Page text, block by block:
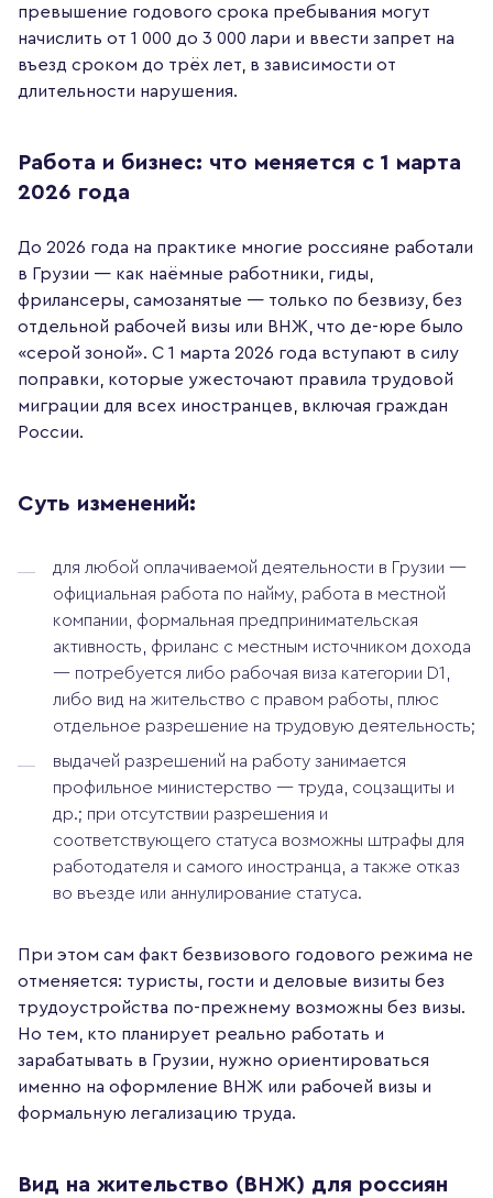
превышение годового срока пребывания могут
начислить от 1 000 до 3 000 лари и ввести запрет на
въезд сроком до трёх лет, в зависимости от
длительности нарушения.
Работа и бизнес: что меняется с 1 марта
2026 года
До 2026 года на практике многие россияне работали
в Грузии — как наёмные работники, гиды,
фрилансеры, самозанятые — только по безвизу, без
отдельной рабочей визы или ВНЖ, что де-юре было
«серой зоной». С 1 марта 2026 года вступают в силу
поправки, которые ужесточают правила трудовой
миграции для всех иностранцев, включая граждан
России.
Суть изменений:
для любой оплачиваемой деятельности в Грузии —
официальная работа по найму, работа в местной
компании, формальная предпринимательская
активность, фриланс с местным источником дохода
— потребуется либо рабочая виза категории D1,
либо вид на жительство с правом работы, плюс
отдельное разрешение на трудовую деятельность;
выдачей разрешений на работу занимается
профильное министерство — труда, соцзащиты и
др.; при отсутствии разрешения и
соответствующего статуса возможны штрафы для
работодателя и самого иностранца, а также отказ
во въезде или аннулирование статуса.
При этом сам факт безвизового годового режима не
отменяется: туристы, гости и деловые визиты без
трудоустройства по-прежнему возможны без визы.
Но тем, кто планирует реально работать и
зарабатывать в Грузии, нужно ориентироваться
именно на оформление ВНЖ или рабочей визы и
формальную легализацию труда.
Вид на жительство (ВНЖ) для россиян